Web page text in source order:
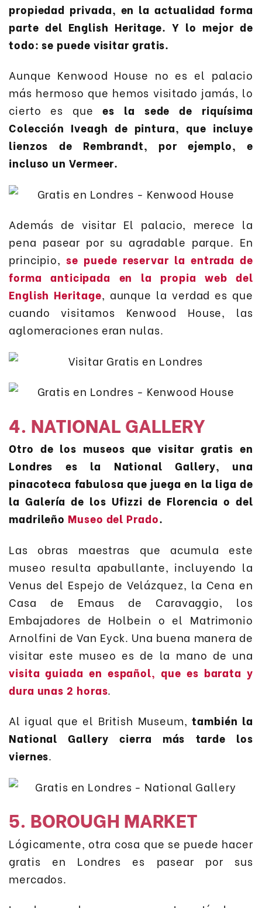
propiedad privada, en la actualidad forma
parte del English Heritage. Y lo mejor de
todo: se puede visitar gratis.
Aunque Kenwood House no es el palacio
más hermoso que hemos visitado jamás, lo
cierto es quees la sede de riquísima
Colección Iveagh de pintura, que incluye
lienzos de Rembrandt, por ejemplo, e
incluso un Vermeer.
Además de visitar El palacio, merece la
pena pasear por su agradable parque. En
principio,se puede reservar la entrada de
forma anticipada en la propia web del
English Heritage, aunque la verdad es que
cuando visitamos Kenwood House, las
aglomeraciones eran nulas.
4. NATIONAL GALLERY
Otro de los museos que visitar gratis en
Londres es la National Gallery, una
pinacoteca fabulosa que juega en la liga de
la Galería de los Ufizzi de Florencia o del
madrileño Museo del Prado.
Las obras maestras que acumula este
museo resulta apabullante, incluyendo la
Venus del Espejo de Velázquez, la Cena en
Casa de Emaus de Caravaggio, los
Embajadores de Holbein o el Matrimonio
Arnolfini de Van Eyck. Una buena manera de
visitar este museo es de la mano de una
visita guiada en español, que es barata y
dura unas 2 horas.
Al igual que el British Museum,también la
National Gallery cierra más tarde los
viernes.
5. BOROUGH MARKET
Lógicamente, otra cosa que se puede hacer
gratis en Londres es pasear por sus
mercados.